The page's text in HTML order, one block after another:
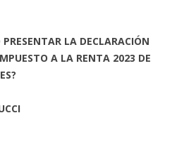
LA DECLARACIÓN
A LA RENTA 2023 DE